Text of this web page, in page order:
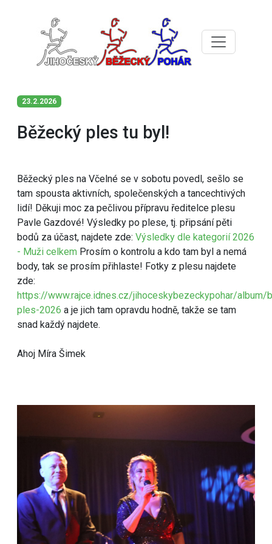
23.2.2026
Běžecký ples tu byl!
Běžecký ples na Včelné se v sobotu povedl, sešlo se
tam spousta aktivních, společenských a tancechtivých
lidí! Děkuji moc za pečlivou přípravu ředitelce plesu
Pavle Gazdové! Výsledky po plese, tj. připsání pěti
bodů za účast, najdete zde: Výsledky dle kategorií 2026
- Muži celkem Prosím o kontrolu a kdo tam byl a nemá
body, tak se prosím přihlaste! Fotky z plesu najdete
zde:
https://www.rajce.idnes.cz/jihoceskybezeckypohar/album/
ples-2026 a je jich tam opravdu hodně, takže se tam
snad každý najdete.
Ahoj Míra Šimek